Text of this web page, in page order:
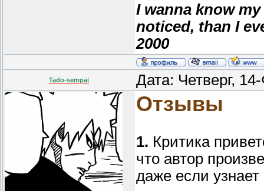
I wanna know
noticed, than I
2000
Tado-sempai Дата: Четверг,
Отзывы
1. Критика
что автор
даже если